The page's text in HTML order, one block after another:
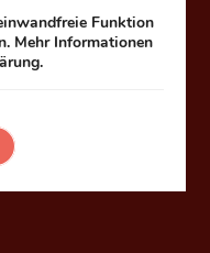
Funktion
Mehr Informationen